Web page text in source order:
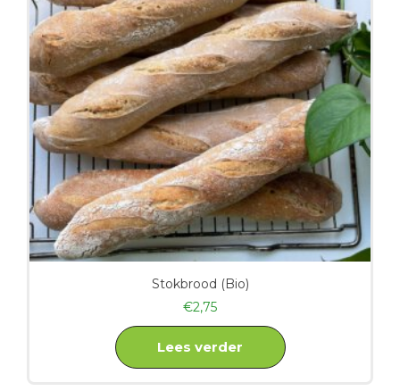
Stokbrood (Bio)
€2,75
Lees verder